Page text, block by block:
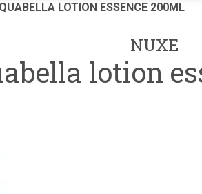
LOTION ESSENCE 200ML
NUXE
lotion